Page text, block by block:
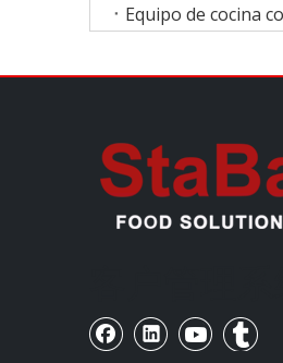
Equipo de cocina